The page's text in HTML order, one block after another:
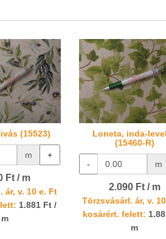
(15523)
m +
Ft / m
ár, v. 10 e. Ft
1.881 Ft /
m
Loneta, inda-
(15460-R)
- m
2.090 Ft / m
Törzsvásárl. ár, v.
kosárért. felett:
m